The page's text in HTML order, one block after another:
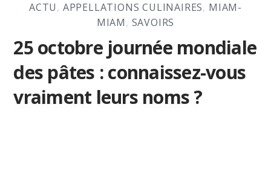
ACTU, APPELLATIONS CULINAIRES, MIAM-
MIAM, SAVOIRS
25 octobre journée mondiale
des pâtes : connaissez-vous
vraiment leurs noms ?